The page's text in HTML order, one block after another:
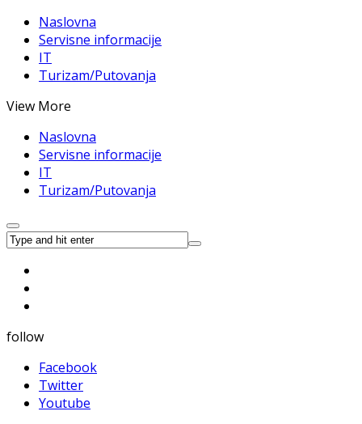
Naslovna
Servisne informacije
IT
Turizam/Putovanja
View More
Naslovna
Servisne informacije
IT
Turizam/Putovanja
follow
Facebook
Twitter
Youtube